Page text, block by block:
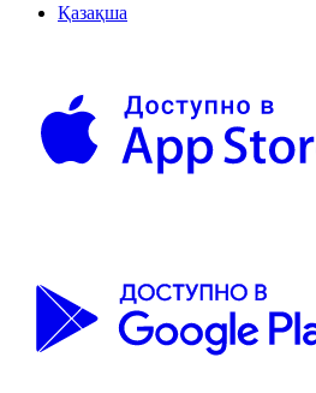
Қазақша